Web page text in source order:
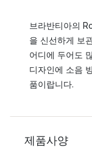
브라반티아의
을 신선하게 보
어디에 두어도
디자인에 소음
품이랍니다.
제품사양